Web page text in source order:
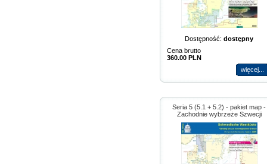
Dostępność: dostępny
Cena brutto
360.00 PLN
więcej...
Seria 5 (5.1 + 5.2) - pakiet map -
Zachodnie wybrzeże Szwecji